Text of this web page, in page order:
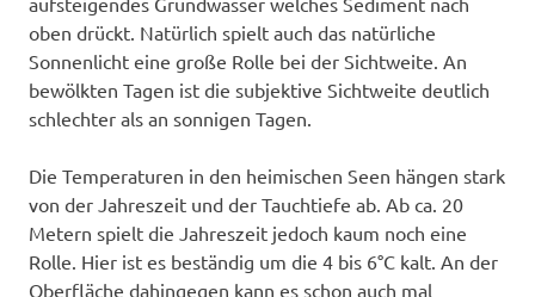
oben drückt. Natürlich spielt auch das natürliche
Sonnenlicht eine große Rolle bei der Sichtweite. An
bewölkten Tagen ist die subjektive Sichtweite deutlich
schlechter als an sonnigen Tagen.
Die Temperaturen in den heimischen Seen hängen stark
von der Jahreszeit und der Tauchtiefe ab. Ab ca. 20
Metern spielt die Jahreszeit jedoch kaum noch eine
Rolle. Hier ist es beständig um die 4 bis 6°C kalt. An der
Oberfläche dahingegen kann es schon auch mal